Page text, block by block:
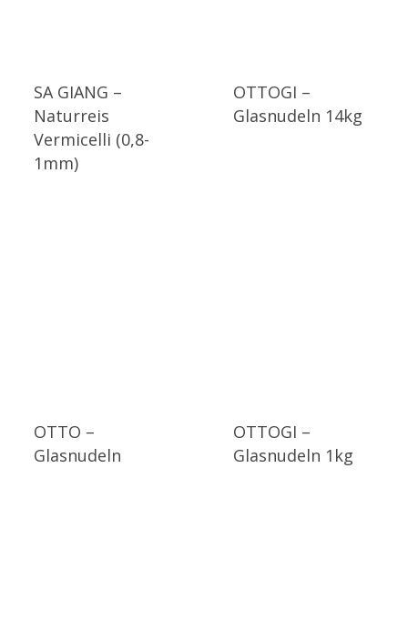
SA GIANG –
Naturreis
Vermicelli (0,8-
1mm)
OTTOGI –
Glasnudeln 14kg
OTTO –
Glasnudeln
OTTOGI –
Glasnudeln 1kg